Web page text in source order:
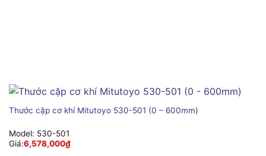
Thước cặp cơ khí Mitutoyo 530-501 (0 – 600mm)
Model: 530-501
Giá:6,578,000₫